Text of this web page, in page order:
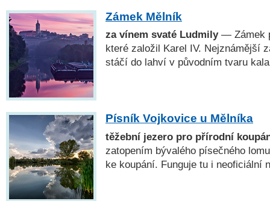
Zámek Mělník
za vínem svaté Ludmily— Zámek
které založil Karel IV. Nejznámější
stáčí do lahví v původním tvaru
Písník Vojkovice u Mělníka
těžební jezero pro přírodní
zatopením bývalého písečného
ke koupání. Funguje tu i neoficiální